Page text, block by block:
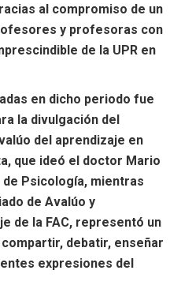
al compromiso de un
y profesoras con
de la UPR en
en dicho periodo fue
la divulgación del
del aprendizaje en
que ideó el doctor Mario
Psicología, mientras
de Avalúo y
de la FAC, representó un
debatir, enseñar
expresiones del